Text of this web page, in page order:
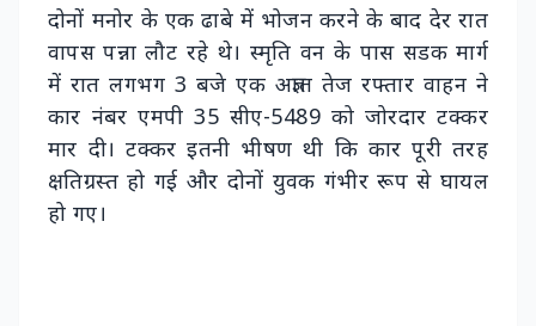
दोनों मनोर के एक ढाबे में भोजन करने के बाद देर रात
वापस पन्ना लौट रहे थे। स्मृति वन के पास सडक मार्ग
में रात लगभग 3 बजे एक अज्ञात तेज रफ्तार वाहन ने
कार नंबर एमपी 35 सीए-5489 को जोरदार टक्कर
मार दी। टक्कर इतनी भीषण थी कि कार पूरी तरह
क्षतिग्रस्त हो गई और दोनों युवक गंभीर रूप से घायल
हो गए।